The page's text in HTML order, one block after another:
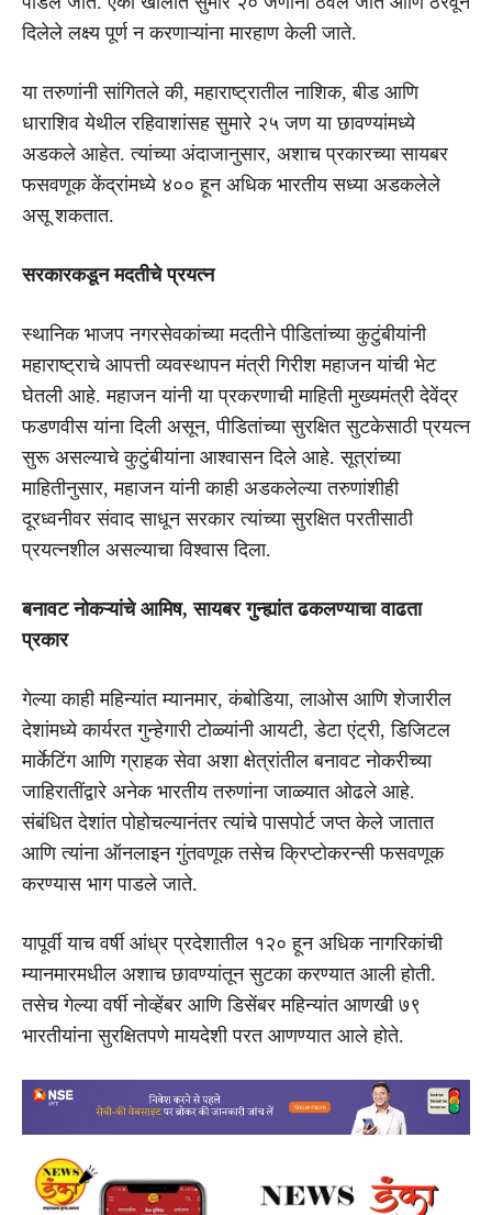
दिलेले लक्ष्य पूर्ण न करणाऱ्यांना मारहाण केली जाते.
या तरुणांनी सांगितले की, महाराष्ट्रातील नाशिक, बीड आणि
धाराशिव येथील रहिवाशांसह सुमारे २५ जण या छावण्यांमध्ये
अडकले आहेत. त्यांच्या अंदाजानुसार, अशाच प्रकारच्या सायबर
फसवणूक केंद्रांमध्ये ४०० हून अधिक भारतीय सध्या अडकलेले
असू शकतात.
सरकारकडून मदतीचे प्रयत्न
स्थानिक भाजप नगरसेवकांच्या मदतीने पीडितांच्या कुटुंबीयांनी
महाराष्ट्राचे आपत्ती व्यवस्थापन मंत्री गिरीश महाजन यांची भेट
घेतली आहे. महाजन यांनी या प्रकरणाची माहिती मुख्यमंत्री देवेंद्र
फडणवीस यांना दिली असून, पीडितांच्या सुरक्षित सुटकेसाठी प्रयत्न
सुरू असल्याचे कुटुंबीयांना आश्वासन दिले आहे. सूत्रांच्या
माहितीनुसार, महाजन यांनी काही अडकलेल्या तरुणांशीही
दूरध्वनीवर संवाद साधून सरकार त्यांच्या सुरक्षित परतीसाठी
प्रयत्नशील असल्याचा विश्वास दिला.
बनावट नोकऱ्यांचे आमिष, सायबर गुन्ह्यांत ढकलण्याचा वाढता
प्रकार
गेल्या काही महिन्यांत म्यानमार, कंबोडिया, लाओस आणि शेजारील
देशांमध्ये कार्यरत गुन्हेगारी टोळ्यांनी आयटी, डेटा एंट्री, डिजिटल
मार्केटिंग आणि ग्राहक सेवा अशा क्षेत्रांतील बनावट नोकरीच्या
जाहिरातींद्वारे अनेक भारतीय तरुणांना जाळ्यात ओढले आहे.
संबंधित देशांत पोहोचल्यानंतर त्यांचे पासपोर्ट जप्त केले जातात
आणि त्यांना ऑनलाइन गुंतवणूक तसेच क्रिप्टोकरन्सी फसवणूक
करण्यास भाग पाडले जाते.
यापूर्वी याच वर्षी आंध्र प्रदेशातील १२० हून अधिक नागरिकांची
म्यानमारमधील अशाच छावण्यांतून सुटका करण्यात आली होती.
तसेच गेल्या वर्षी नोव्हेंबर आणि डिसेंबर महिन्यांत आणखी ७९
भारतीयांना सुरक्षितपणे मायदेशी परत आणण्यात आले होते.